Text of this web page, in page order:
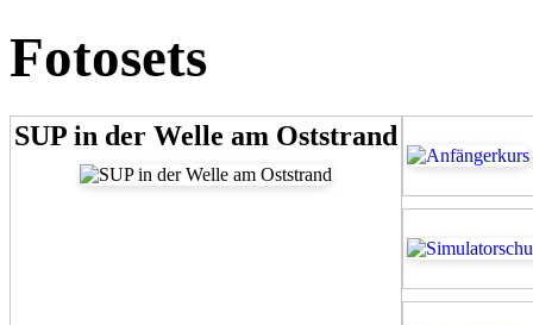
Fotosets
SUP in der Welle am Oststrand